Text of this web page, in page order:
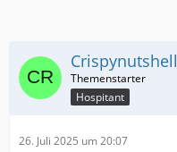
Crispynutshell
Hospitant
26. Juli 2025 um 20:07